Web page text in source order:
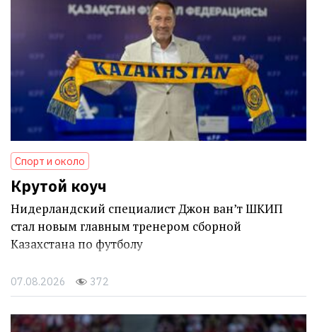
Спорт и около
Крутой коуч
Нидерландский специалист Джон ван’т ШКИП
стал новым главным тренером сборной
Казахстана по футболу
07.08.2026 372